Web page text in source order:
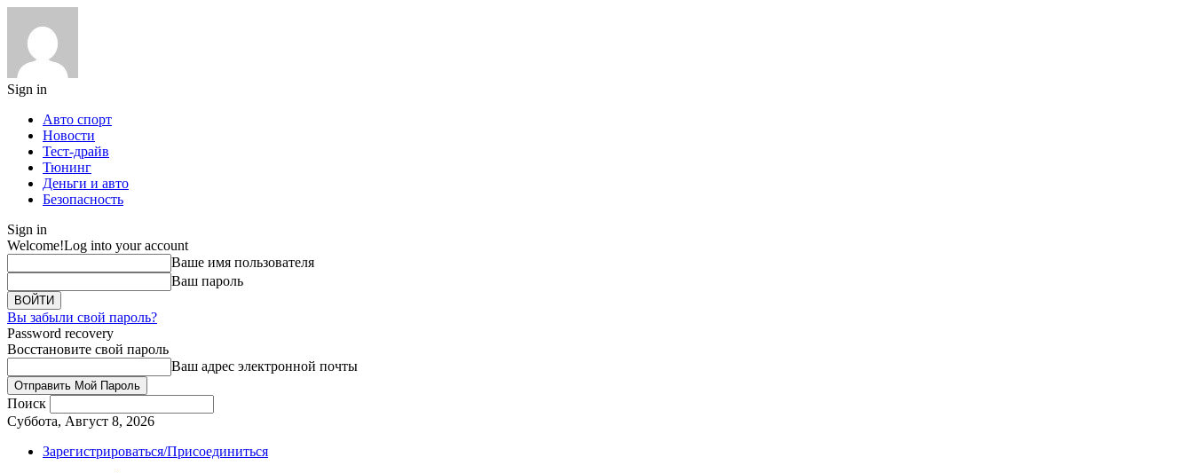
Sign in
Авто спорт
Новости
Тест-драйв
Тюнинг
Деньги и авто
Безопасность
Sign in
Welcome!Log into your account
Ваше имя пользователя
Ваш пароль
Вы забыли свой пароль?
Password recovery
Восстановите свой пароль
Ваш адрес электронной почты
Поиск
Суббота, Август 8, 2026
Зарегистрироваться/Присоединиться